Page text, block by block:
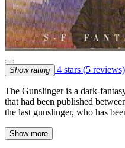
Show rating 4 stars (5 reviews)
The Gunslinger is a dark-
that had been published
the last gunslinger, who has
Show more